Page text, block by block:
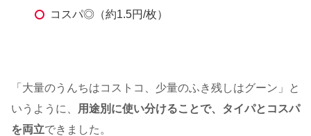
コスパ◎（約1.5円/枚）
「大量のうんちはコストコ、少量のふき残しはグーン」と
いうように、
用途別に使い分けることで、タイパとコスパ
を両立できました。